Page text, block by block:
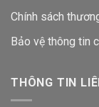
Chính sách
Bảo vệ thông tin
THÔNG TIN